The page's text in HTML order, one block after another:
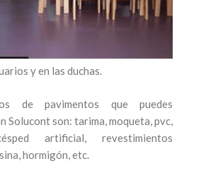
y en las duchas.
de pavimentos que puedes
Solucont son: tarima, moqueta, pvc,
artificial, revestimientos
hormigón, etc.